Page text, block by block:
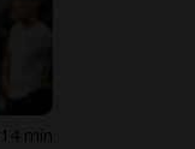
14 min